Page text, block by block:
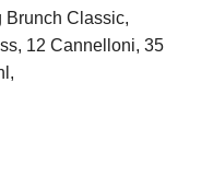
Brunch Classic,
12 Cannelloni, 35